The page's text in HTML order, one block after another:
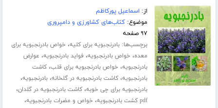
از: اسماعیل پورکاظم
موضوع:کتاب‌های کشاورزی و دامپروری
۹۷ صفحه
برچسب‌ها:بادرنجبویه برای کلیه، خواص بادرنجبویه برای
معده، خواص بادرنجبویه، فواید بادرنجبویه، عوارض
بادرنجبویه، خواص بادرنجبویه برای قلب،کاشت
بادرنجبویه،کاشت بادرنجبویه در گلخانه،بادرنجبویه،
بادرنجبویه برای چی خوبه،کاشت بادرنجبویه در گلدان،
pdf کشت بادرنجبویه ، خواص و مضرات بادرنجبویه،